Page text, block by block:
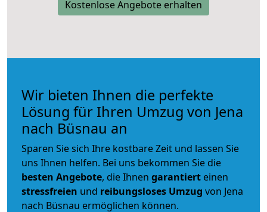
Kostenlose Angebote erhalten
Wir bieten Ihnen die perfekte
Lösung für Ihren Umzug von Jena
nach Büsnau an
Sparen Sie sich Ihre kostbare Zeit und lassen Sie
uns Ihnen helfen. Bei uns bekommen Sie die
besten Angebote, die Ihnen garantiert einen
stressfreien und reibungsloses Umzug von Jena
nach Büsnau ermöglichen können.